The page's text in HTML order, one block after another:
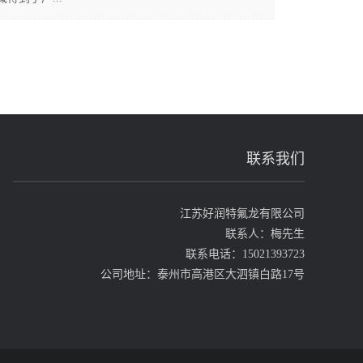
联系我们
江苏好润特氟龙有限公司
联系人：梅先生
联系电话：15021393723
公司地址：泰州市高港区大泗镇白路17号